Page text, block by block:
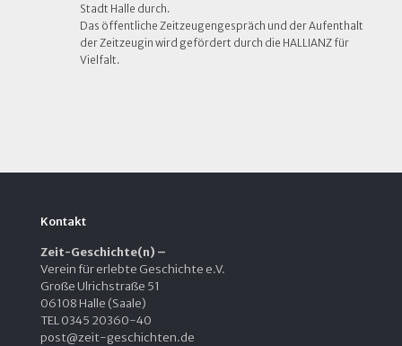
Stadt Halle durch.
Das öffentliche Zeitzeugengespräch und der Aufenthalt
der Zeitzeugin wird gefördert durch die HALLIANZ für
Vielfalt.
Kontakt
Zeit-Geschichte(n) –
Verein für erlebte Geschichte e.V.
Große Ulrichstraße 51
06108 Halle (Saale)
TEL 0345 20360-40
post@zeit-geschichten.de